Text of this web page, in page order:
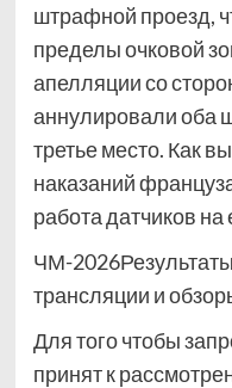
штрафной проезд,
пределы очковой
апелляции со
аннулировали оба
третье место. Как
наказаний
работа датчиков на
ЧМ-
трансляции и
Для того чтобы
принят к